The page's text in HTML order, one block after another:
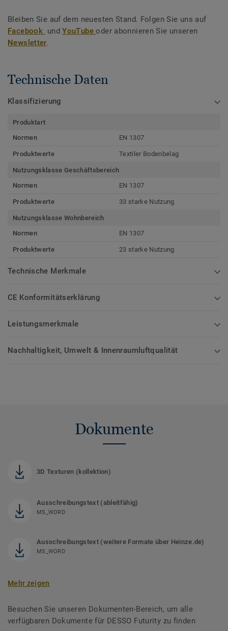
Bleiben Sie auf dem neuesten Stand. Folgen Sie uns auf
Facebook undYouTubeoder abonnieren Sie unseren
Newsletter.
Technische Daten
Klassifizierung
Produktart
Normen
EN 1307
Produktwerte Textiler Bodenbelag
Nutzungsklasse Geschäftsbereich
Normen
EN 1307
Produktwerte 33 starke Nutzung
Nutzungsklasse Wohnbereich
Normen
EN 1307
Produktwerte 23 starke Nutzung
Technische Merkmale
CE Konformitätserklärung
Leistungsmerkmale
Nachhaltigkeit, Umwelt & Innenraumluftqualität
Dokumente
3D Texturen (kollektion)
Ausschreibungstext (ableitfähig)
MS_WORD
Ausschreibungstext (weitere Formate über Heinze.de)
MS_WORD
Mehr zeigen
Besuchen Sie unseren Dokumenten-Bereich, um alle
verfügbaren Dokumente für DESSO Futurity zu finden